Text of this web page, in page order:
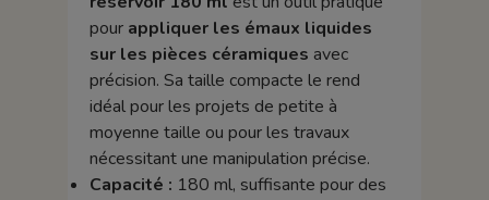
pour appliquer les émaux liquides
sur les pièces céramiques avec
précision. Sa taille compacte le rend
idéal pour les projets de petite à
moyenne taille ou pour les travaux
nécessitant une manipulation précise.
Capacité : 180 ml, suffisante pour des